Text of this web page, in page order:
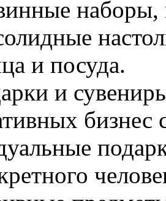
и посуда.
и
бизнес